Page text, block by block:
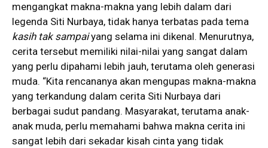
mengangkat makna-makna yang lebih dalam dari
legenda Siti Nurbaya, tidak hanya terbatas pada tema
kasih tak sampaiyang selama ini dikenal. Menurutnya,
cerita tersebut memiliki nilai-nilai yang sangat dalam
yang perlu dipahami lebih jauh, terutama oleh generasi
muda. “Kita rencananya akan mengupas makna-makna
yang terkandung dalam cerita Siti Nurbaya dari
berbagai sudut pandang. Masyarakat, terutama anak-
anak muda, perlu memahami bahwa makna cerita ini
sangat lebih dari sekadar kisah cinta yang tidak